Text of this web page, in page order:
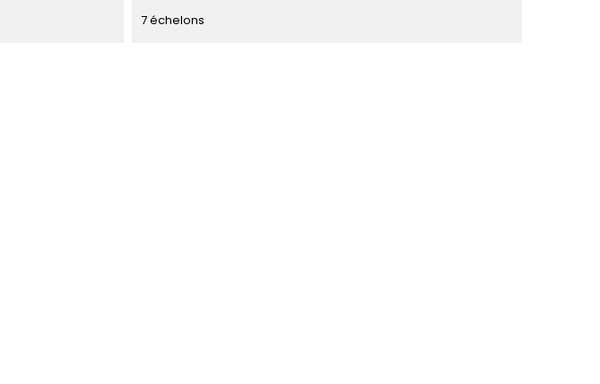
7 échelons